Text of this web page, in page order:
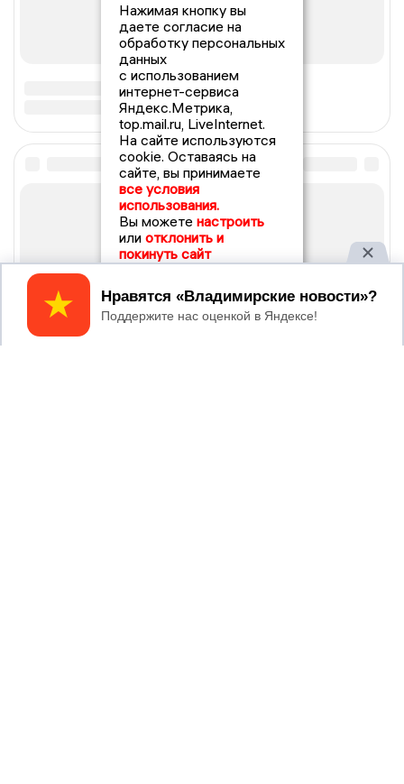
Нажимая кнопку вы
даете согласие на
обработку персональных
данных
с использованием
интернет-сервиса
Яндекс.Метрика,
top.mail.ru, LiveInternet.
На сайте используются
cookie. Оставаясь на
сайте, вы принимаете
все условия
использования.
Вы можете настроить
или отклонить и
покинуть сайт
Принять